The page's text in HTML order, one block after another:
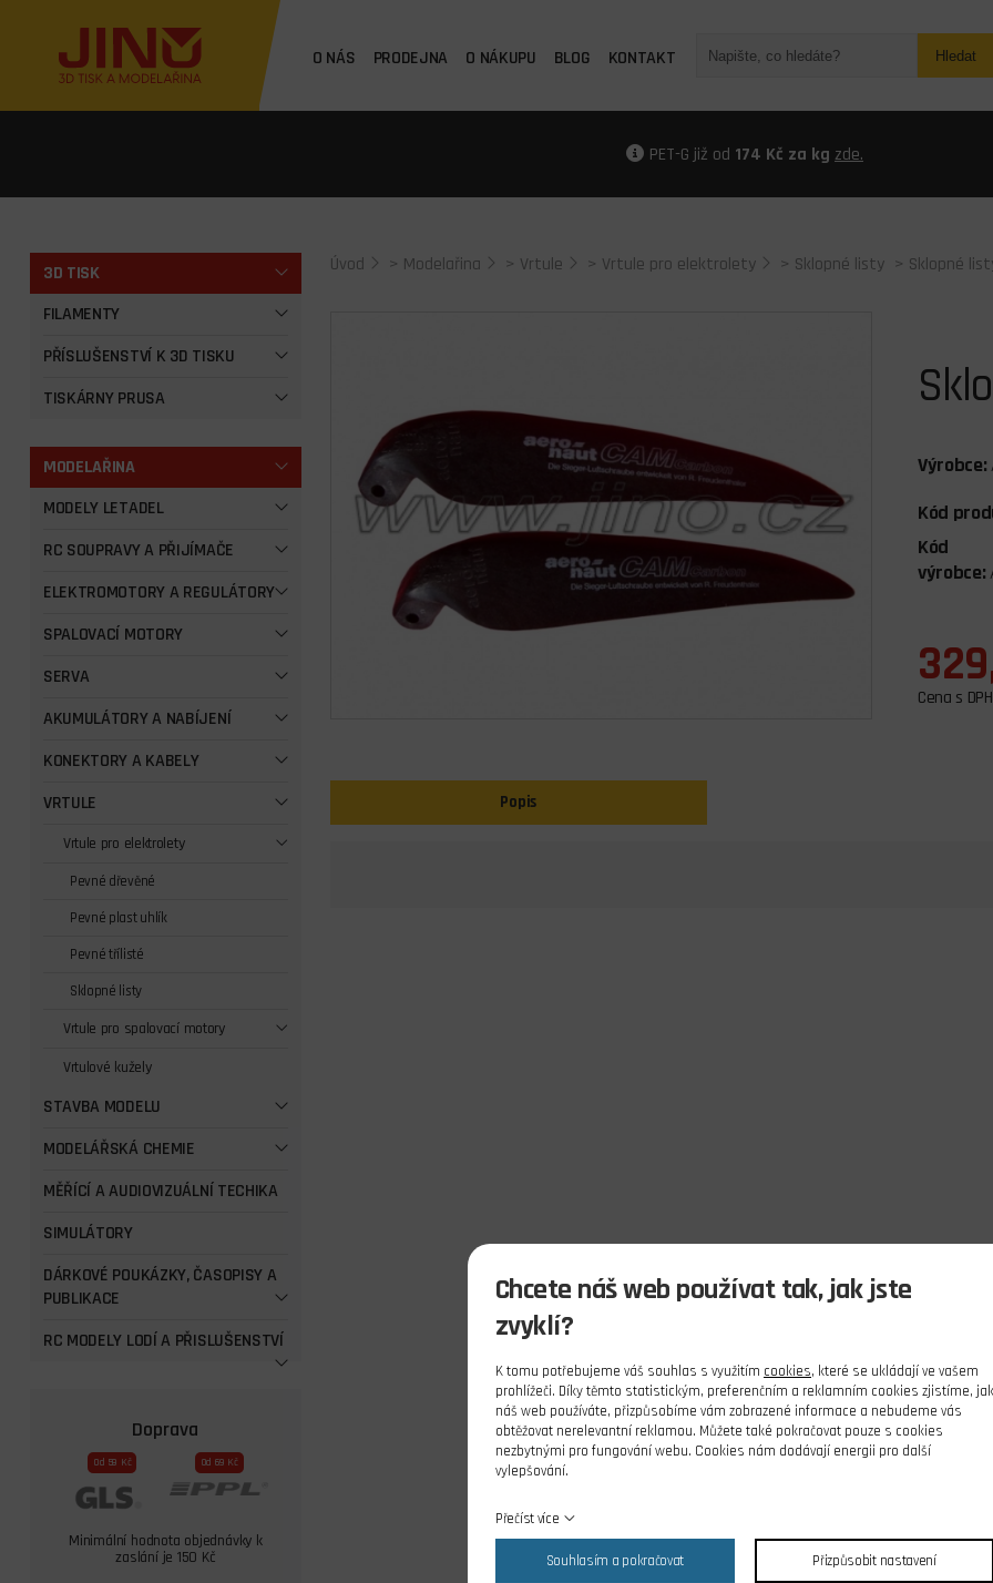
O NÁS PRODEJNA O NÁKUPU BLOG KONTAKT Hledat
PET-G již od 174 Kč za kg zde.
3D TISK
FILAMENTY
PŘÍSLUŠENSTVÍ K 3D TISKU
TISKÁRNY PRUSA
MODELAŘINA
MODELY LETADEL
RC SOUPRAVY A PŘIJÍMAČE
ELEKTROMOTORY A REGULÁTORY
SPALOVACÍ MOTORY
SERVA
AKUMULÁTORY A NABÍJENÍ
KONEKTORY A KABELY
VRTULE
Vrtule pro elektrolety
Pevné dřevěné
Pevné plast uhlík
Pevné třílisté
Sklopné listy
Vrtule pro spalovací motory
Vrtulové kužely
STAVBA MODELU
MODELÁŘSKÁ CHEMIE
MĚŘÍCÍ A AUDIOVIZUÁLNÍ TECHIKA
SIMULÁTORY
DÁRKOVÉ POUKÁZKY, ČASOPISY A
PUBLIKACE
RC MODELY LODÍ A PŘISLUŠENSTVÍ
Doprava
Od 59 Kč Od 69 Kč
Minimální hodnota objednávky k
zaslání je 150 Kč
Úvod > Modelařina > Vrtule > Vrtule pro elektrolety > Sklopné listy > Sklopné
Výrobce:
Kód
Kód
výrobce:
Cena s DPH
Popis
Chcete náš web používat tak, jak jste
zvyklí?
K tomu potřebujeme váš souhlas s využitím cookies, které se ukládají ve vašem
prohlížeči. Díky těmto statistickým, preferenčním a reklamním cookies zjistíme, jak
náš web používáte, přizpůsobíme vám zobrazené informace a nebudeme vás
obtěžovat nerelevantní reklamou. Můžete také pokračovat pouze s cookies
nezbytnými pro fungování webu. Cookies nám dodávají energii pro další
vylepšování.
Přečíst více
Souhlasím a pokračovat Přizpůsobit nastavení